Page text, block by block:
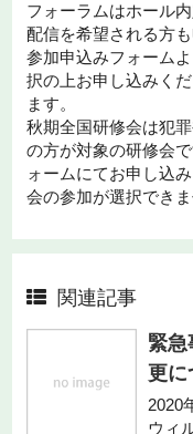
フォーラムはホール
配信を希望される方
参加申込みフォーム
択の上お申し込みく
ます。
秋期全国研修会は犯
の方が対象の研修会
ォームにてお申し込
会の参加が選択でき
関連記事
緊急
更に
2020
ウィ